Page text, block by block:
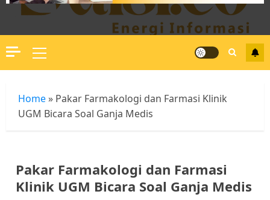
Primary
Menu
Home » Pakar Farmakologi dan Farmasi Klinik
UGM Bicara Soal Ganja Medis
Pakar Farmakologi dan Farmasi
Klinik UGM Bicara Soal Ganja Medis